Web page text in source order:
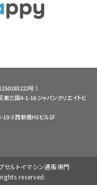
号 ）
三国4-1-16 ジャパンクリエイトビ
3 西新橋HSビル1F
ルトイマシン通販専門
rights reserved.